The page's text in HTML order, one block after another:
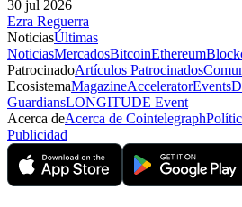
30 jul 2026
Ezra Reguerra
NoticiasÚltimas
NoticiasMercadosBitcoinEthereum
PatrocinadoArtículos Patrocinados
EcosistemaMagazineAcceleratorEvents
GuardiansLONGITUDE Event
Acerca deAcerca de Cointelegraph
Publicidad